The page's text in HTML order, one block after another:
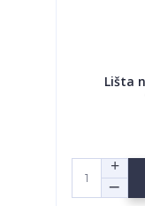
Lišta